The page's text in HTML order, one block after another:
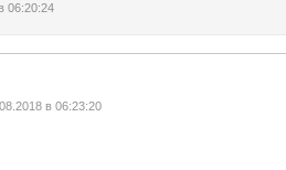
06:20:24
в 06:23:20